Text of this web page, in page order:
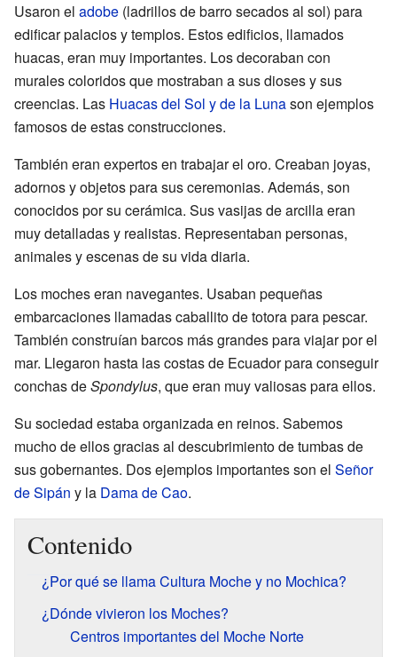
Usaron el adobe (ladrillos de barro secados al sol) para
edificar palacios y templos. Estos edificios, llamados
huacas, eran muy importantes. Los decoraban con
murales coloridos que mostraban a sus dioses y sus
creencias. Las Huacas del Sol y de la Lunason ejemplos
famosos de estas construcciones.
También eran expertos en trabajar el oro. Creaban joyas,
adornos y objetos para sus ceremonias. Además, son
conocidos por su cerámica. Sus vasijas de arcilla eran
muy detalladas y realistas. Representaban personas,
animales y escenas de su vida diaria.
Los moches eran navegantes. Usaban pequeñas
embarcaciones llamadas caballito de totora para pescar.
También construían barcos más grandes para viajar por el
mar. Llegaron hasta las costas de Ecuador para conseguir
conchas deSpondylus, que eran muy valiosas para ellos.
Su sociedad estaba organizada en reinos. Sabemos
mucho de ellos gracias al descubrimiento de tumbas de
sus gobernantes. Dos ejemplos importantes son el Señor
de Sipán y la Dama de Cao.
Contenido
¿Por qué se llama Cultura Moche y no Mochica?
¿Dónde vivieron los Moches?
Centros importantes del Moche Norte